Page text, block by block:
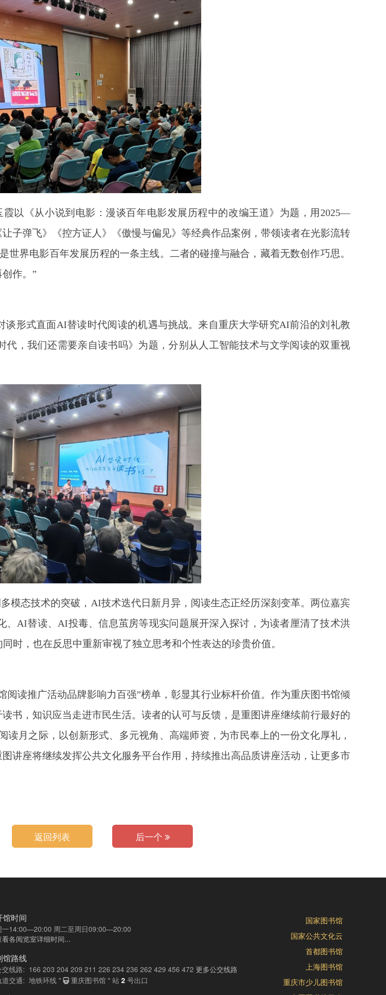
以《从小说到电影：漫谈百年电影发展历程中的改编王道》为题，用2025—
子弹飞》《控方证人》《傲慢与偏见》等经典作品案例，带领读者在光影流转
界电影百年发展历程的一条主线。二者的碰撞与融合，藏着无数创作巧思。
作。”
谈形式直面AI替读时代阅读的机遇与挑战。来自重庆大学研究AI前沿的刘礼教
，我们还需要亲自读书吗》为题，分别从人工智能技术与文学阅读的双重视
多模态技术的突破，AI技术迭代日新月异，阅读生态正经历深刻变革。两位嘉宾
AI替读、AI投毒、信息茧房等现实问题展开深入探讨，为读者厘清了技术洪
时，也在反思中重新审视了独立思考和个性表达的珍贵价值。
阅读推广活动品牌影响力百强”榜单，彰显其行业标杆价值。作为重庆图书馆倾
书，知识应当走进市民生活。读者的认可与反馈，是重图讲座继续前行最好的
读月之际，以创新形式、多元视角、高端师资，为市民奉上的一份文化厚礼，
讲座将继续发挥公共文化服务平台作用，持续推出高品质讲座活动，让更多市
返回列表 后一个
馆时间
一14:00—20:00 周二至周日09:00—20:00
看各阅览室详细时间...
馆路线
交线路: 166 203 204 209 211 226 234 236 262 429 456 472 更多公交线路
道交通: 地铁环线 "
重庆图书馆 " 站 2 号出口
国家图书馆
国家公共文化云
首都图书馆
上海图书馆
重庆市少儿图书馆